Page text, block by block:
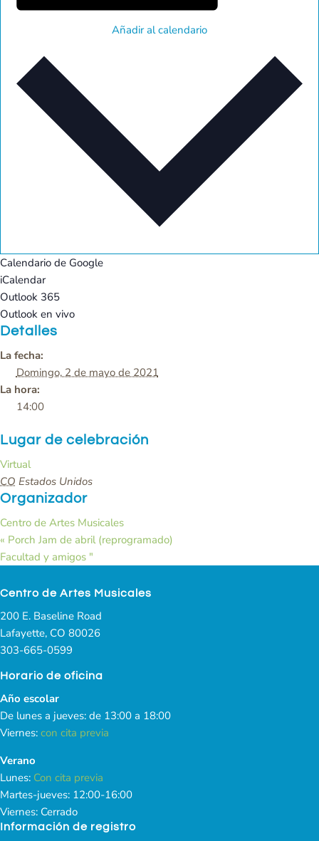
Añadir al calendario
Calendario de Google
iCalendar
Outlook 365
Outlook en vivo
Detalles
La fecha:
Domingo, 2 de mayo de 2021
La hora:
14:00
Lugar de celebración
Virtual
CO Estados Unidos
Organizador
Centro de Artes Musicales
« Porch Jam de abril (reprogramado)
Facultad y amigos "
Centro de Artes Musicales
200 E. Baseline Road
Lafayette, CO 80026
303-665-0599
Horario de oficina
Año escolar
De lunes a jueves: de 13:00 a 18:00
Viernes: con cita previa
Verano
Lunes: Con cita previa
Martes-jueves: 12:00-16:00
Viernes: Cerrado
Información de registro